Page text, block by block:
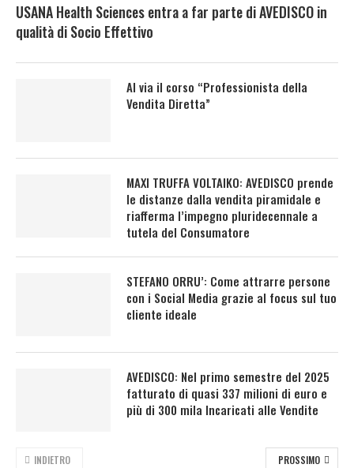
USANA Health Sciences entra a far parte di AVEDISCO in
qualità di Socio Effettivo
Al via il corso “Professionista della
Vendita Diretta”
MAXI TRUFFA VOLTAIKO: AVEDISCO prende
le distanze dalla vendita piramidale e
riafferma l’impegno pluridecennale a
tutela del Consumatore
STEFANO ORRU’: Come attrarre persone
con i Social Media grazie al focus sul tuo
cliente ideale
AVEDISCO: Nel primo semestre del 2025
fatturato di quasi 337 milioni di euro e
più di 300 mila Incaricati alle Vendite
INDIETRO PROSSIMO